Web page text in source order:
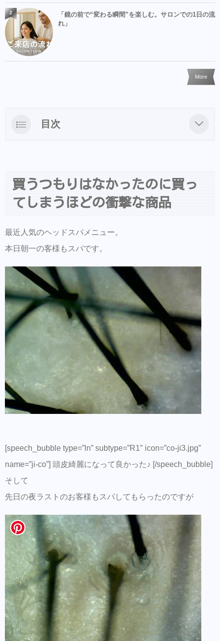
「鏡の前で“変わる瞬間”を楽しむ。サロンでの1日の流
れ」
2
More
目次
買うつもりなかったのに買ってしまうほど凄
い効果！
ネットでは買えません
買うつもりはなかったのに買っ
てしまうほどの衝撃な商品
最近人気のヘッドスパメニュー。
本日朝一の客様もスパです。
[speech_bubble type=”ln” subtype=”R1″ icon=”co-ji3.jpg”
name=”ji-co”] 頭皮綺麗になって良かった♪ [/speech_bubble]
そして
先日の夜ラストのお客様もスパしてもらったのですが